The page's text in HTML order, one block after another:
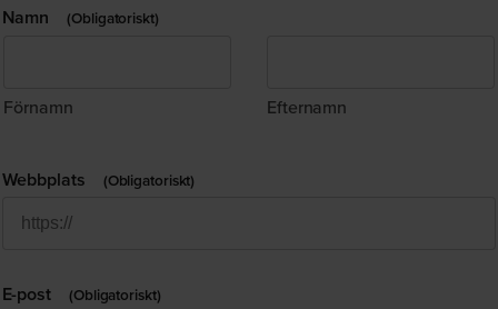
Namn (Obligatoriskt)
Förnamn Efternamn
Webbplats (Obligatoriskt)
E-post (Obligatoriskt)